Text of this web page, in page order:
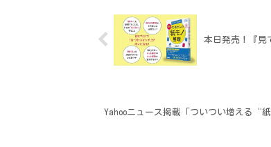
本日発売！『見
Yahooニュース掲載「ついつい増える“